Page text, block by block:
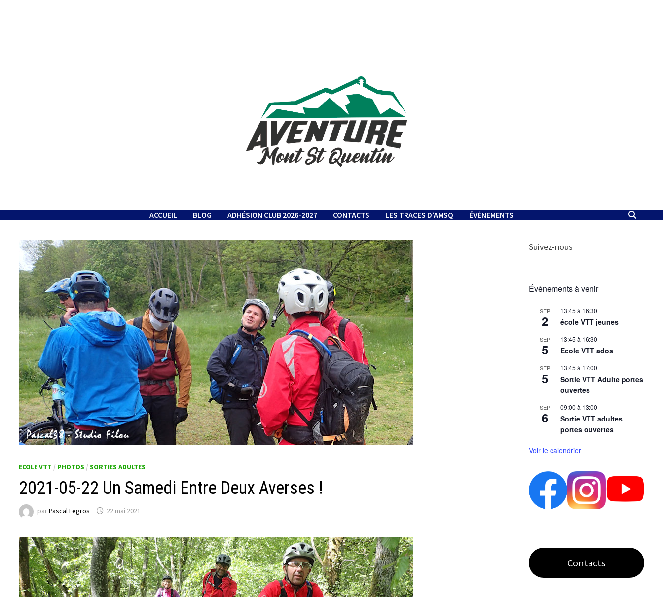
ACCUEIL BLOG ADHÉSION CLUB 2026-2027 CONTACTS LES TRACES D’AMSQ ÉVÈNEMENTS
ECOLE VTT / PHOTOS /SORTIES ADULTES
2021-05-22 Un Samedi Entre Deux Averses !
parPascal Legros 22 mai 2021
Suivez-nous
Évènements à venir
SEP
2
13:45 à 16:30
école VTT jeunes
SEP
5
13:45 à 16:30
Ecole VTT ados
SEP
5
13:45 à 17:00
Sortie VTT Adulte portes
ouvertes
SEP
6
09:00 à 13:00
Sortie VTT adultes
portes ouvertes
Voir le calendrier
Contacts